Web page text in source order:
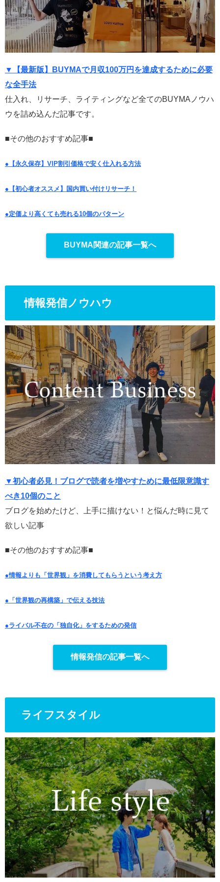
▼【最新版】BUYMAで月収100万円を達成するために必要
な全手法
仕入れ、リサーチ、ライティングなど全てのBUYMAノウハ
ウを詰め込んだ記事です。
■その他のおすすめ記事■
●【永久保存】VIP割引価格で安く仕入れる方法
●【初心者オススメ】国内買い付けリサーチ！
●定価より高くても売れる10個のパターン
BUYMA関連の記事一覧へ
情報発信ノウハウ
▼初心者必見！ブログで読者を増やすために最低限意識す
べき10個のこと
ブログを始めたけど、上手に描けない！と悩んだ時に見て
欲しい記事
■その他のおすすめ記事■
●情報よりも「世界観」を消費してもらうという考え方
●「世界観の再構築」で伝える技法
●ライバル不在の「独自化」をするための発信
情報発信の記事一覧へ
ライフスタイル